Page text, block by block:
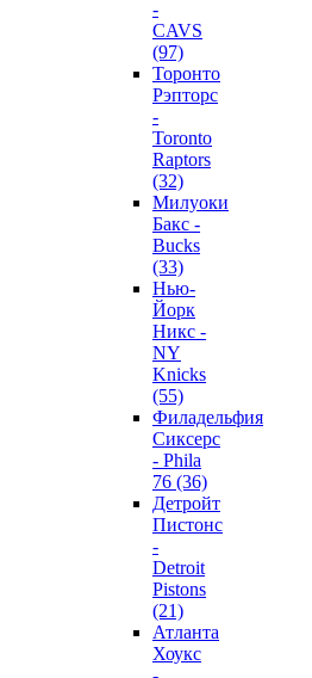
-
CAVS
(97)
Торонто
Рэпторс
-
Toronto
Raptors
(32)
Милуоки
Бакс -
Bucks
(33)
Нью-
Йорк
Никс -
NY
Knicks
(55)
Филадельфия
Сиксерс
- Phila
76 (36)
Детройт
Пистонс
-
Detroit
Pistons
(21)
Атланта
Хоукс